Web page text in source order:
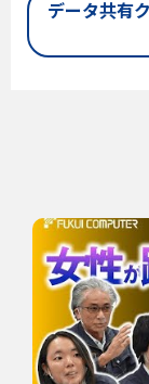
データ共有